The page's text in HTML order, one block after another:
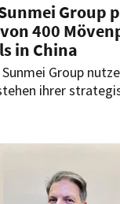
Group
400
in China
Group
ihrer
und Entwicklung